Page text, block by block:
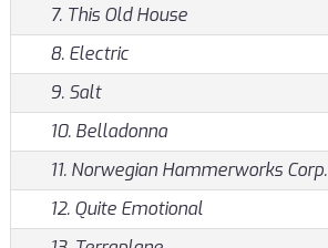
7. This Old House
8. Electric
9. Salt
10. Belladonna
11. Norwegian Hammerworks Corp.
12. Quite Emotional